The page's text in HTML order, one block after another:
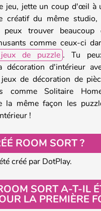
jeu, jette un coup d'œil à
créatif du même studio,
trouver beaucoup
comme ceux-ci
de puzzle . Tu
décoration d'intérieur
de décoration de
comme Solitaire
la même façon les
!
ROOM SORT ?
créé par DotPlay.
SORT A-T-IL
LA PREMIÈRE